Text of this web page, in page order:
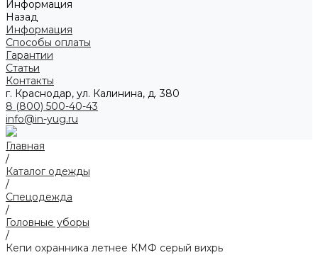
Информация
Назад
Информация
Способы оплаты
Гарантии
Статьи
Контакты
г. Краснодар, ул. Калинина, д. 380
8 (800) 500-40-43
info@in-yug.ru
Главная
/
Каталог одежды
/
Спецодежда
/
Головные уборы
/
Кепи охранника летнее КМФ серый вихрь